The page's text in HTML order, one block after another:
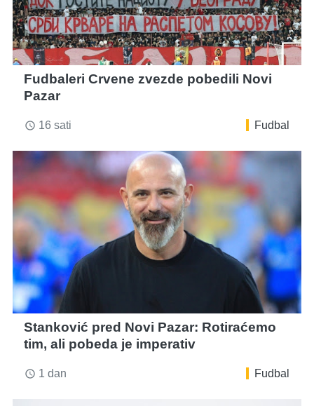
Fudbaleri Crvene zvezde pobedili Novi
Pazar
access_time 16 sati Fudbal
Stanković pred Novi Pazar: Rotiraćemo
tim, ali pobeda je imperativ
access_time 1 dan Fudbal